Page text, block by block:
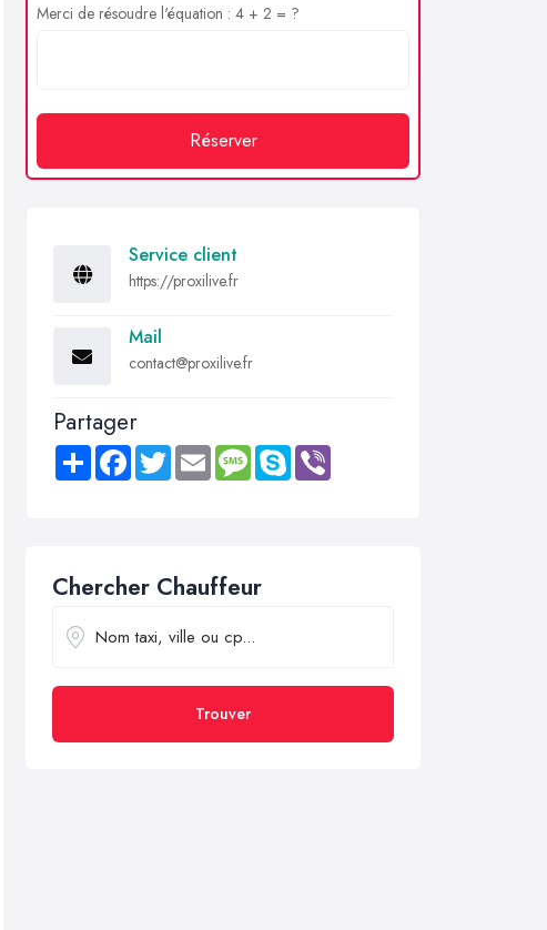
Merci de résoudre l'équation : 4 + 2 = ?
Réserver
Service client
https://proxilive.fr
Mail
contact@proxilive.fr
Partager
Share FacebookTwitter Email MessageSkype
Chercher Chauffeur
Trouver